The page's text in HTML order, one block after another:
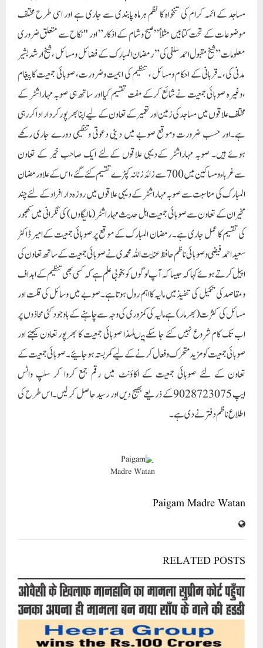
مساجد کے ائمہ کرام کی تنخواہ کا نظم ہرماہ پابندی سے جاری ہے اور اسی طرح مختلف
موضوعات کے تحت کتابیں مثلاً”صبح و شام کے اذکار” اور "نکاح سے متعلق ضروری
معلومات” شیخ مقبول احمد سلفی کی” رمضان المبارک کے فضائل و مسائل ،شیخ ارشد بشیر
مدنی کی، ـ قربانی کے احکام ومسائل ، تنظیم کی اہمیت وضرورت، صوبائی جمعیت کاپیغام
،وغیرہ صوبائی جمعیت نے شائع کرکے مفت تقسیم کیا اور ساتھ ہی صوبہ مہاراشٹر کے
مختلف علاقوں میں مساجد کی زمین اور تعمیر کے تعاون کے لیے اپنا بھرپور کردار ادا کر رہی
ہے۔اور حسب ضرورت وموقع صوبے میں دینی دعوتی وتنظیمی دورے جاری رکھے
ہوئے ہیں۔ صوبہ مہاراشٹر کےدیہی علاقوں کےلئے ایک صاحب خیر کے تعاون
سےغرباءومساکین میں 700 سے زائد زنانہ کپڑے تقسیم کئےگئے، اس کے علاورمضان
المبارک کی مناسبت سے صوبہ مہاراشٹر کے دیہی علاقوں میں روزہ دار افراد کے لئے چند
مخیران کے تعاون سےصوبائی جمعیت اہل حدیث مہاراشٹر(مالیگاوں) کی نگرانی میں کھجور
کی تقسیم کا عمل جاری ہے۔ رمضان المبارک کے موقع پر صوبائی جمعیت کےامیر ڈاکٹر
سعید احمدفیضی و صوبائی ناظم حافظ عنایت اللہ محمدی نے صوبائی جمعیت کے ساتھ تعاون کی
اپیل کرتے ہوئے کہاکہ جیسا کہ آپ لوگوں کو بخوبی علم ہے کہ کسی بھی تنظیم کے اہداف
و مقاصد کی تکمیل کی تنفیذ میں مالیہ کا اہم رول ہوتا ہے۔صوبے میں وسائل کی قلت اور
مسائل کی کثرت (بھرمار) ہے مالیہ کی کمزوری کی وجہ سے چاہنے کے باوجود کئی محاذوں پر
اب تک کام شروع نہیں کئے جا سکے ہیںلہذا صوبائی جمعیت کا بھرپور تعاون کیجئے اور
صوبائی جمعیت کومزید متحرک و فعال کرنے کے لیے کمر بستہ ہو جائیے۔صوبائی جمعیت کے
تعاون کے لئے صوبائی جمعیت کے اکاؤنٹ میں رقم جمع کروا کر سلپ واٹس
ایپ 9028723075کے ذریعے بھیج دیں اور رسید حاصل کر لیں۔اس طرح کی
اطلاع ناظم دفتر نے دی ہے۔
Paigam Madre Watan
RELATED POSTS